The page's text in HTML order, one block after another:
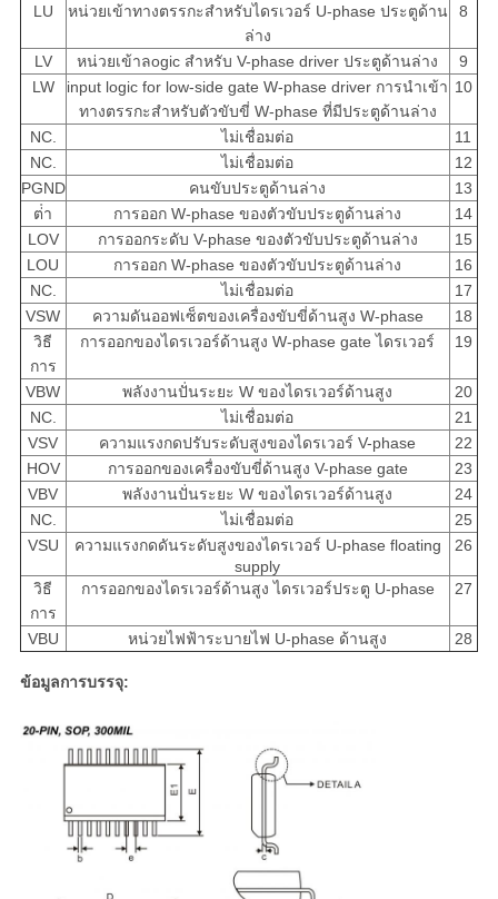
LU
หน่วยเข้าทางตรรกะสําหรับไดรเวอร์ U-phase ประตูด้าน
ล่าง
8
LV หน่วยเข้าลogic สําหรับ V-phase driver ประตูด้านล่าง
9
LW
input logic for low-side gate W-phase driver การนําเข้า
ทางตรรกะสําหรับตัวขับขี่ W-phase ที่มีประตูด้านล่าง
10
NC. ไม่เชื่อมต่อ
11
NC.
ไม่เชื่อมต่อ
12
PGND
คนขับประตูด้านล่าง
13
ต่ํา
การออก W-phase ของตัวขับประตูด้านล่าง
14
LOV
การออกระดับ V-phase ของตัวขับประตูด้านล่าง
15
LOU
การออก W-phase ของตัวขับประตูด้านล่าง
16
NC.
ไม่เชื่อมต่อ
17
VSW
ความดันออฟเซ็ตของเครื่องขับขี่ด้านสูง W-phase
18
วิธี
การ
การออกของไดรเวอร์ด้านสูง W-phase gate ไดรเวอร์ 19
VBW พลังงานปั่นระยะ W ของไดรเวอร์ด้านสูง
20
NC.
ไม่เชื่อมต่อ
21
VSV
ความแรงกดปรับระดับสูงของไดรเวอร์ V-phase
22
HOV
การออกของเครื่องขับขี่ด้านสูง V-phase gate
23
VBV
พลังงานปั่นระยะ W ของไดรเวอร์ด้านสูง
24
NC.
ไม่เชื่อมต่อ
25
VSU
ความแรงกดดันระดับสูงของไดรเวอร์ U-phase floating
supply
26
วิธี
การ
การออกของไดรเวอร์ด้านสูง ไดรเวอร์ประตู U-phase 27
VBU หน่วยไฟฟ้าระบายไฟ U-phase ด้านสูง 28
ข้อมูลการบรรจุ: